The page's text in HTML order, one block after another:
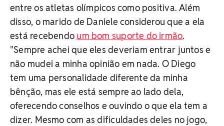
entre os atletas olímpicos como positiva. Além
disso, o marido de Daniele considerou que a ela
está recebendo um bom suporte do irmão.
"Sempre achei que eles deveriam entrar juntos e
não mudei a minha opinião em nada. O Diego
tem uma personalidade diferente da minha
bênção, mas ele está sempre ao lado dela,
oferecendo conselhos e ouvindo o que ela tem a
dizer. Mesmo com as dificuldades deles no jogo,